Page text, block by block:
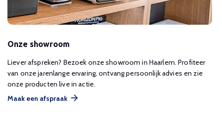
Onze showroom
Liever afspreken? Bezoek onze showroom in Haarlem. Profiteer
van onze jarenlange ervaring, ontvang persoonlijk advies en zie
onze producten live in actie.
Maak een afspraak